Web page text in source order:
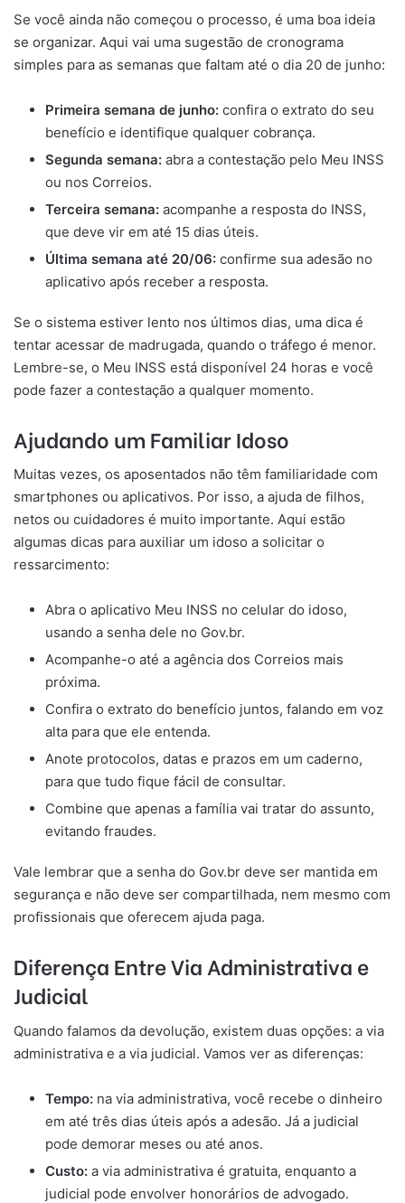
Se você ainda não começou o processo, é uma boa ideia
se organizar. Aqui vai uma sugestão de cronograma
simples para as semanas que faltam até o dia 20 de junho:
Primeira semana de junho: confira o extrato do seu
benefício e identifique qualquer cobrança.
Segunda semana: abra a contestação pelo Meu INSS
ou nos Correios.
Terceira semana: acompanhe a resposta do INSS,
que deve vir em até 15 dias úteis.
Última semana até 20/06: confirme sua adesão no
aplicativo após receber a resposta.
Se o sistema estiver lento nos últimos dias, uma dica é
tentar acessar de madrugada, quando o tráfego é menor.
Lembre-se, o Meu INSS está disponível 24 horas e você
pode fazer a contestação a qualquer momento.
Ajudando um Familiar Idoso
Muitas vezes, os aposentados não têm familiaridade com
smartphones ou aplicativos. Por isso, a ajuda de filhos,
netos ou cuidadores é muito importante. Aqui estão
algumas dicas para auxiliar um idoso a solicitar o
ressarcimento:
Abra o aplicativo Meu INSS no celular do idoso,
usando a senha dele no Gov.br.
Acompanhe-o até a agência dos Correios mais
próxima.
Confira o extrato do benefício juntos, falando em voz
alta para que ele entenda.
Anote protocolos, datas e prazos em um caderno,
para que tudo fique fácil de consultar.
Combine que apenas a família vai tratar do assunto,
evitando fraudes.
Vale lembrar que a senha do Gov.br deve ser mantida em
segurança e não deve ser compartilhada, nem mesmo com
profissionais que oferecem ajuda paga.
Diferença Entre Via Administrativa e
Judicial
Quando falamos da devolução, existem duas opções: a via
administrativa e a via judicial. Vamos ver as diferenças:
Tempo: na via administrativa, você recebe o dinheiro
em até três dias úteis após a adesão. Já a judicial
pode demorar meses ou até anos.
Custo: a via administrativa é gratuita, enquanto a
judicial pode envolver honorários de advogado.